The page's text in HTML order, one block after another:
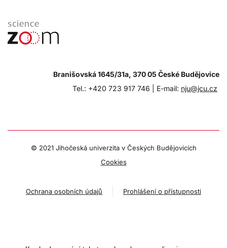
Branišovská 1645/31a, 370 05 České Budějovice
Tel.: +420 723 917 746 | E-mail: nju@jcu.cz
© 2021 Jihočeská univerzita v Českých Budějovicích
Cookies
Ochrana osobních údajů Prohlášení o přístupnosti